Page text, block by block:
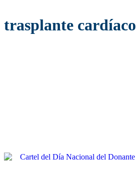
trasplante cardíaco